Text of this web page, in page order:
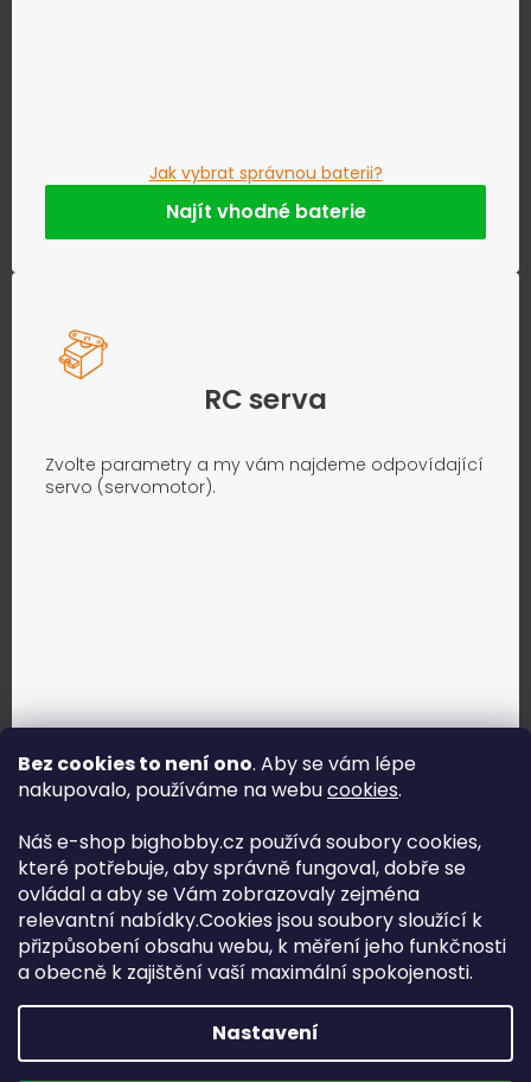
Bez cookies to není ono. Aby se vám lépe
nakupovalo, používáme na webucookies.
Náš e-shop bighobby.cz používá soubory cookies,
které potřebuje, aby správně fungoval, dobře se
ovládal a aby se Vám zobrazovaly zejména
relevantní nabídky.Cookies jsou soubory sloužící k
přizpůsobení obsahu webu, k měření jeho funkčnosti
a obecně k zajištění vaší maximální spokojenosti.
Nastavení
Jak vybrat správnou baterii?
Najít vhodné baterie
RC serva
Zvolte parametry a my vám najdeme odpovídající
servo (servomotor).
Jak vybrat správné servo?
Najít správné servo
Copyright (c) 2016 -2026 Big hobby.cz - všechna práva